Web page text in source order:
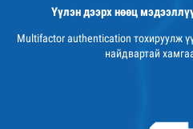
Үүлэн дээрх нөөц
Multifactor authentication тохируулж
найдвартай